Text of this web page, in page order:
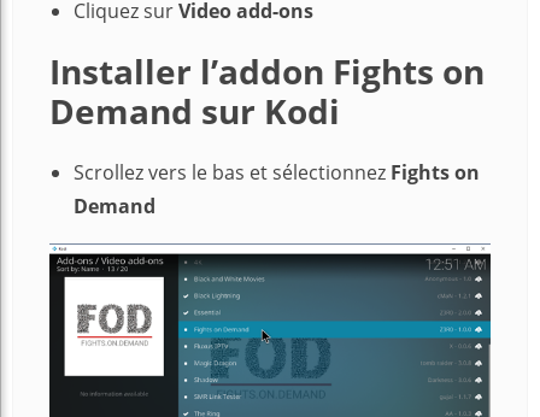
Cliquez surVideo add-ons
Installer l’addon Fights on
Demand sur Kodi
Scrollez vers le bas et sélectionnez Fights on
Demand